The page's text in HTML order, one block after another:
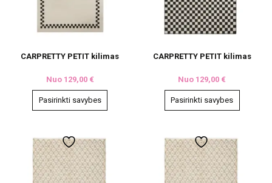
CARPRETTY PETIT kilimas
Nuo 129,00 €
Pasirinkti savybes
multiple
variants.
CARPRETTY PETIT kilimas
Nuo 129,00 €
Pasirinkti savybes
multiple
variants.
options